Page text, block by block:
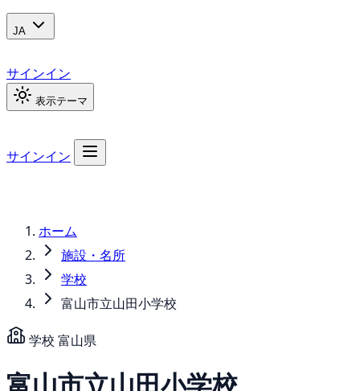
JA
サインイン
表示テーマ
サインイン
ホーム
施設・名所
学校
富山市立山田小学校
学校 富山県